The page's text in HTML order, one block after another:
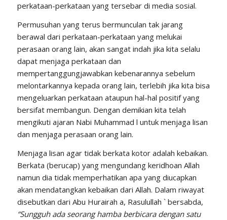
perkataan-perkataan yang tersebar di media sosial.
Permusuhan yang terus bermunculan tak jarang
berawal dari perkataan-perkataan yang melukai
perasaan orang lain, akan sangat indah jika kita selalu
dapat menjaga perkataan dan
mempertanggungjawabkan kebenarannya sebelum
melontarkannya kepada orang lain, terlebih jika kita bisa
mengeluarkan perkataan ataupun hal-hal positif yang
bersifat membangun. Dengan demikian kita telah
mengikuti ajaran Nabi Muhammad l untuk menjaga lisan
dan menjaga perasaan orang lain.
Menjaga lisan agar tidak berkata kotor adalah kebaikan.
Berkata (berucap) yang mengundang keridhoan Allah
namun dia tidak memperhatikan apa yang diucapkan
akan mendatangkan kebaikan dari Allah. Dalam riwayat
disebutkan dari Abu Hurairah a, Rasulullah ` bersabda,
“Sungguh ada seorang hamba berbicara dengan satu